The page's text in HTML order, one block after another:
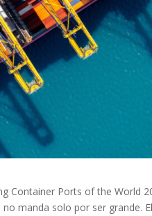
Container Ports of the World
manda solo por ser grande.